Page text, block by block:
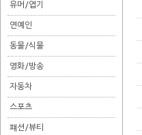
유머/엽기
연예인
동물/식물
영화/방송
자동차
스포츠
퍠션/뷰티